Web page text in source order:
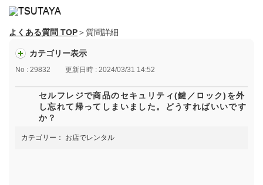
よくある質問 TOP＞質問詳細
カテゴリー表示
No : 29832 更新日時 : 2024/03/31 14:52
セルフレジで商品のセキュリティ(鍵／ロック)を外
し忘れて帰ってしまいました。どうすればいいです
か？
カテゴリー： お店でレンタル